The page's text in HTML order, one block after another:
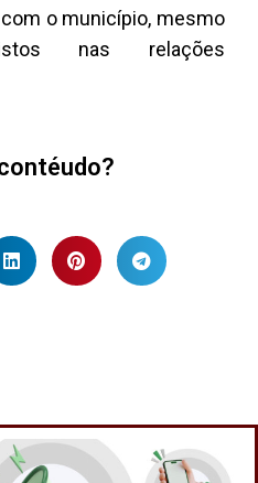
o município, mesmo
nas relações